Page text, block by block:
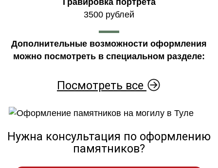
3500 рублей
Дополнительные возможности оформления
можно посмотреть в специальном разделе:
Посмотреть все
Нужна консультация по оформлению
памятников?